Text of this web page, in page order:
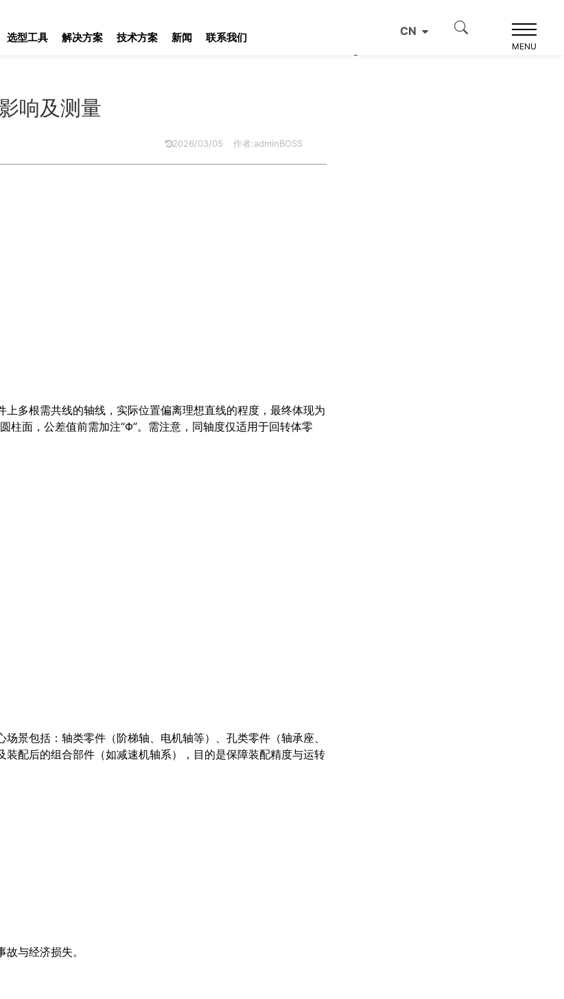
选型工具 解决方案 技术方案 新闻 联系我们 CN
MENU
响及测量
2026/03/05 作者:adminBOSS
多根需共线的轴线，实际位置偏离理想直线的程度，最终体现为
面，公差值前需加注“Φ”。需注意，同轴度仅适用于回转体零
景包括：轴类零件（阶梯轴、电机轴等）、孔类零件（轴承座、
配后的组合部件（如减速机轴系），目的是保障装配精度与运转
与经济损失。